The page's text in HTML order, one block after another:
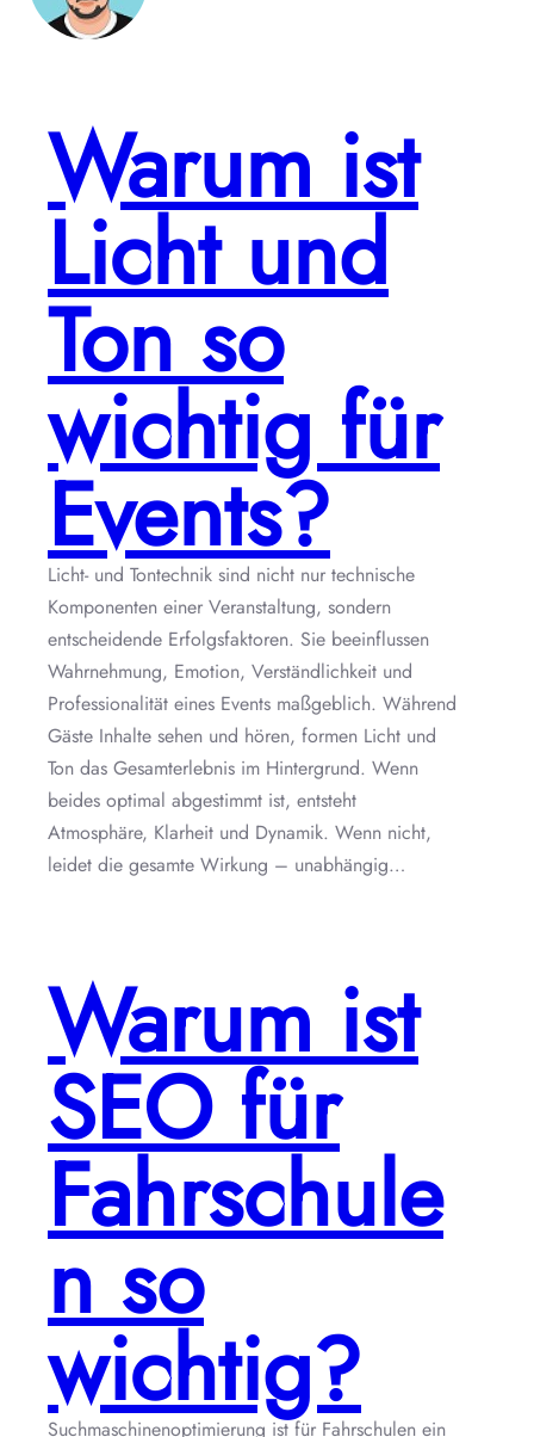
Warum ist
Licht und
Ton so
wichtig für
Events?
Licht- und Tontechnik sind nicht nur technische
Komponenten einer Veranstaltung, sondern
entscheidende Erfolgsfaktoren. Sie beeinflussen
Wahrnehmung, Emotion, Verständlichkeit und
Professionalität eines Events maßgeblich. Während
Gäste Inhalte sehen und hören, formen Licht und
Ton das Gesamterlebnis im Hintergrund. Wenn
beides optimal abgestimmt ist, entsteht
Atmosphäre, Klarheit und Dynamik. Wenn nicht,
leidet die gesamte Wirkung – unabhängig…
Warum ist
SEO für
Fahrschule
n so
wichtig?
Suchmaschinenoptimierung ist für Fahrschulen ein